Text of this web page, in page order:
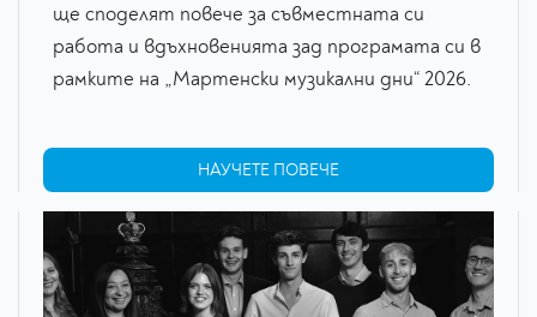
ще споделят повече за съвместната си
работа и вдъхновенията зад програмата си в
рамките на „Мартенски музикални дни“ 2026.
НАУЧЕТЕ ПОВЕЧЕ